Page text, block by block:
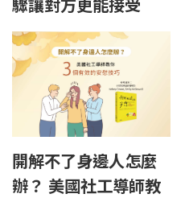
開解不了身邊人怎麼
辦？ 美國社工導師教